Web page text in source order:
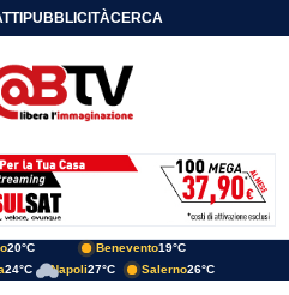
PUBBLICITÀCERCA
20°C Benevento19°C
24°C Napoli27°C Salerno26°C